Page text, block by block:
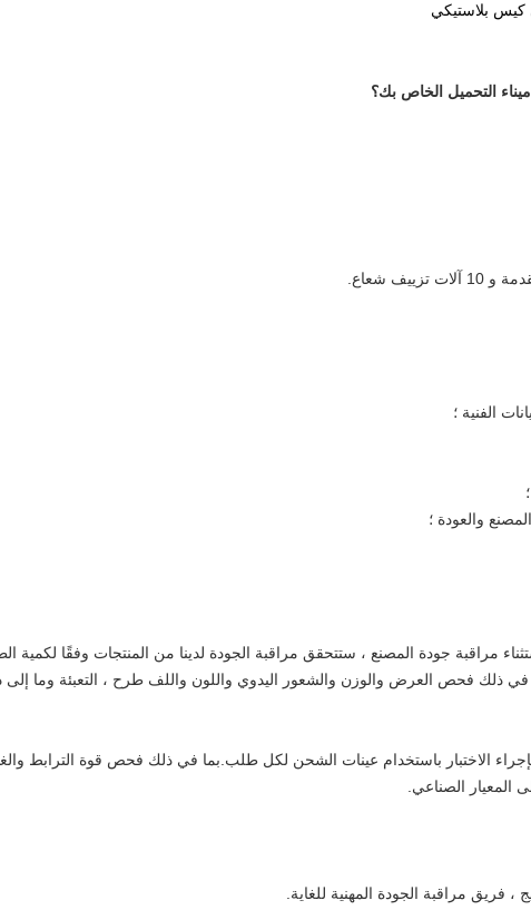
كيس بلاستيكي
الفنية ؛
والعودة ؛
مراقبة جودة المصنع ، ستتحقق مراقبة الجودة لدينا من المنتجات وفقًا لكمية
في ذلك فحص العرض والوزن والشعور اليدوي واللون واللف طرح ، التعبئة وما
بإجراء الاختبار باستخدام عينات الشحن لكل طلب.بما في ذلك فحص قوة الترابط
المعيار الصناعي.